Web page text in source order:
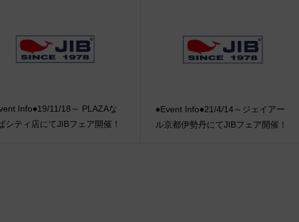
Info●19/11/18～ PLAZAな
シティ店にてJIBフェア開催！
●Event Info●21/4/14～ジェイアー
ル京都伊勢丹にてJIBフェア開催！